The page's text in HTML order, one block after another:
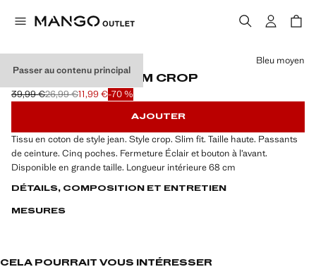
Passer au contenu principal
JEAN CLAUDIA SLIM CROP
Prix initial barré [39,99 € ]
39,99 €
Deuxième prix barré [26,99 € ]
26,99 €
Prix actuel [11,99 € ]11,99 €-70 %
Choisissez une couleur
Bleu moyen
AJOUTER
Tissu en coton de style jean. Style crop. Slim fit. Taille haute. Passants
de ceinture. Cinq poches. Fermeture Éclair et bouton à l’avant.
Disponible en grande taille. Longueur intérieure 68 cm
DÉTAILS, COMPOSITION ET ENTRETIEN
MESURES
CELA POURRAIT VOUS INTÉRESSER